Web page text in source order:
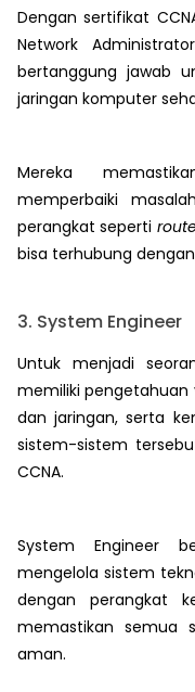
Dengan sertifikat
Network
bertanggung jawab
jaringan komputer
Mereka
memperbaiki
perangkat seperti
bisa terhubung
3. System Engineer
Untuk menjadi
memiliki
dan jaringan, serta
sistem-sistem
CCNA.
System Engineer
mengelola sistem
dengan perangkat
memastikan semua
aman.